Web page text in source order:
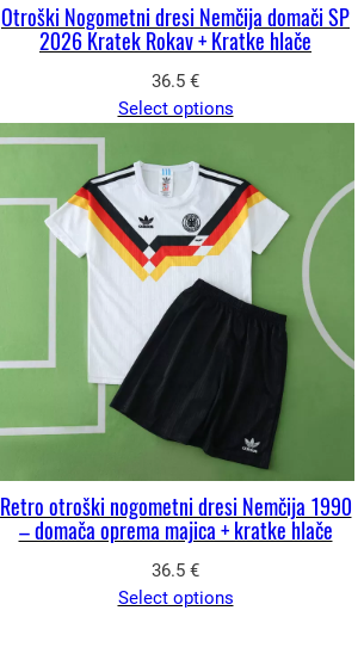
Otroški Nogometni dresi Nemčija domači SP
2026 Kratek Rokav + Kratke hlače
36.5 €
Select options
Retro otroški nogometni dresi Nemčija 1990
– domača oprema majica + kratke hlače
36.5 €
Select options